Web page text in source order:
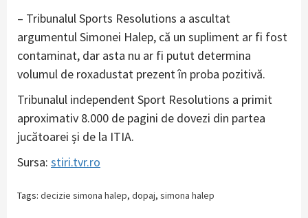
– Tribunalul Sports Resolutions a ascultat
argumentul Simonei Halep, că un supliment ar fi fost
contaminat, dar asta nu ar fi putut determina
volumul de roxadustat prezent în proba pozitivă.
Tribunalul independent Sport Resolutions a primit
aproximativ 8.000 de pagini de dovezi din partea
jucătoarei și de la ITIA.
Sursa: stiri.tvr.ro
Tags: decizie simona halep, dopaj, simona halep